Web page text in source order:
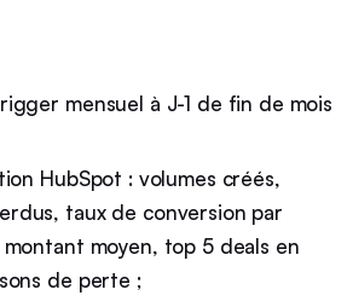
mensuel à J-1 de fin de mois
HubSpot : volumes créés,
taux de conversion par
moyen, top 5 deals en
de perte ;